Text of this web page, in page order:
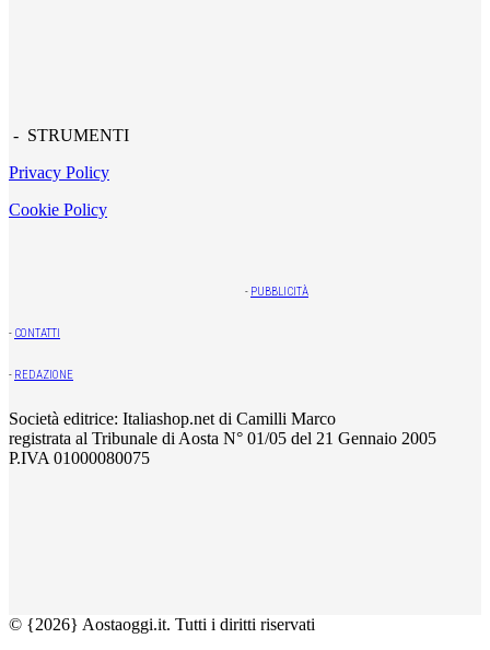
- STRUMENTI
Privacy Policy
Cookie Policy
- PUBBLICITÀ
- CONTATTI
- REDAZIONE
Società editrice: Italiashop.net di Camilli Marco
registrata al Tribunale di Aosta N° 01/05 del 21 Gennaio 2005
P.IVA 01000080075
© {2026} Aostaoggi.it. Tutti i diritti riservati